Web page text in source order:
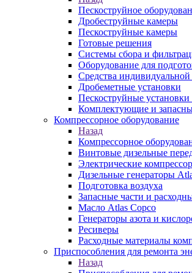
Пескоструйное
Дробеструйные камеры
Пескоструйные камеры
Готовые решения
Системы сбора и
Оборудование для
Средства
Дробеметные установки
Пескоструйные
Комплектующие и
Компрессорное оборудование
Назад
Компрессорное
Винтовые дизельные
Электрические
Дизельные генераторы
Подготовка воздуха
Запасные части и
Масло Atlas Copco
Генераторы азота и
Ресиверы
Расходные материалы
Приспособления для ремонта
Назад